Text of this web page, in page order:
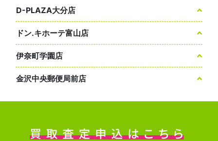
D-PLAZA大分店
ドン.キホーテ富山店
伊奈町学園店
金沢中央郵便局前店